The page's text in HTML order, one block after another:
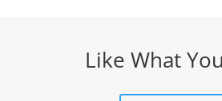
Like What